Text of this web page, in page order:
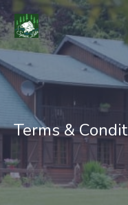
Terms &